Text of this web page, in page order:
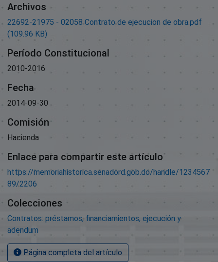
Archivos
22692-21975 - 02058 Contrato de ejecucion de obra.pdf
(109.96 KB)
Período Constitucional
2010-2016
Fecha
2014-09-30
Comisión
Hacienda
Enlace para compartir este artículo
https://memoriahistorica.senadord.gob.do/handle/1234567
89/2206
Colecciones
Contratos: préstamos, financiamientos, ejecución y
adendum
Página completa del artículo